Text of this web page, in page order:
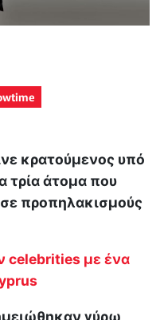
κρατούμενος υπό
τρία άτομα που
προπηλακισμούς
celebrities με ένα
γύρω